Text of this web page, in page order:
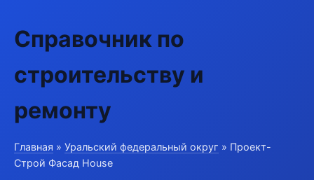
Справочник по
строительству и
ремонту
Главная » Уральский федеральный округ » Проект-
Строй Фасад House